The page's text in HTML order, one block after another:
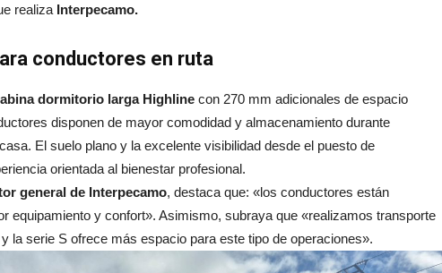
realiza Interpecamo.
conductores en ruta
dormitorio larga Highline con 270 mm adicionales de espacio
disponen de mayor comodidad y almacenamiento durante
El suelo plano y la excelente visibilidad desde el puesto de
orientada al bienestar profesional.
general de Interpecamo, destaca que: «los conductores están
equipamiento y confort». Asimismo, subraya que «realizamos transporte
la serie S ofrece más espacio para este tipo de operaciones».